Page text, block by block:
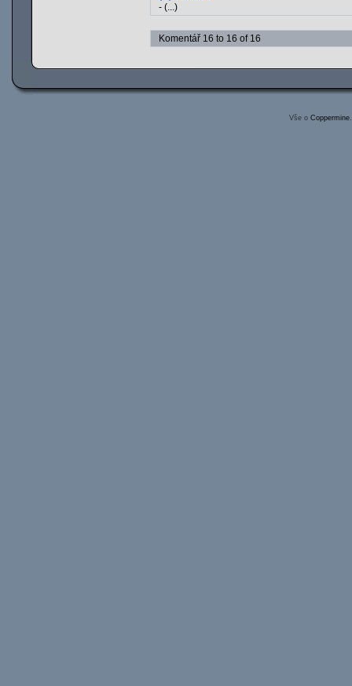
- (...)
Komentář 16 to 16 of 16
Vše o Coppermine